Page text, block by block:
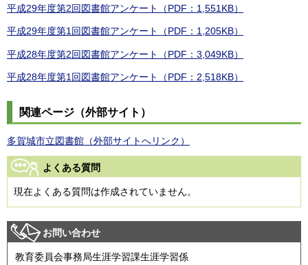
平成29年度第2回図書館アンケート（PDF：1,551KB）
平成29年度第1回図書館アンケート（PDF：1,205KB）
平成28年度第2回図書館アンケート（PDF：3,049KB）
平成28年度第1回図書館アンケート（PDF：2,518KB）
関連ページ（外部サイト）
多賀城市立図書館（外部サイトへリンク）
よくある質問
現在よくある質問は作成されていません。
お問い合わせ
教育委員会事務局生涯学習課生涯学習係